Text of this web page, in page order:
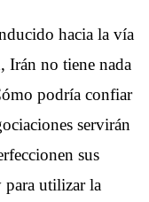
hacia la vía
Irán no tiene nada
podría confiar
servirán
sus
para utilizar la